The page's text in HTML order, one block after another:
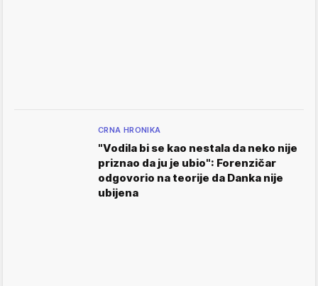
CRNA HRONIKA
"Vodila bi se kao nestala da neko nije
priznao da ju je ubio": Forenzičar
odgovorio na teorije da Danka nije
ubijena